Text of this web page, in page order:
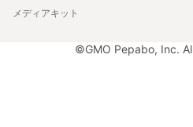
メディアキット
©GMO Pepabo, Inc.